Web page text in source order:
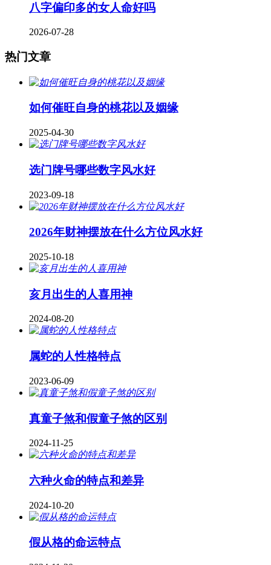
八字偏印多的女人命好吗
2026-07-28
热门文章
如何催旺自身的桃花以及姻缘
2025-04-30
​选门牌号哪些数字风水好
2023-09-18
2026年财神摆放在什么方位风水好
2025-10-18
亥月出生的人喜用神
2024-08-20
属蛇的人性格特点
2023-06-09
真童子煞和假童子煞的区别
2024-11-25
六种火命的特点和差异
2024-10-20
假从格的命运特点